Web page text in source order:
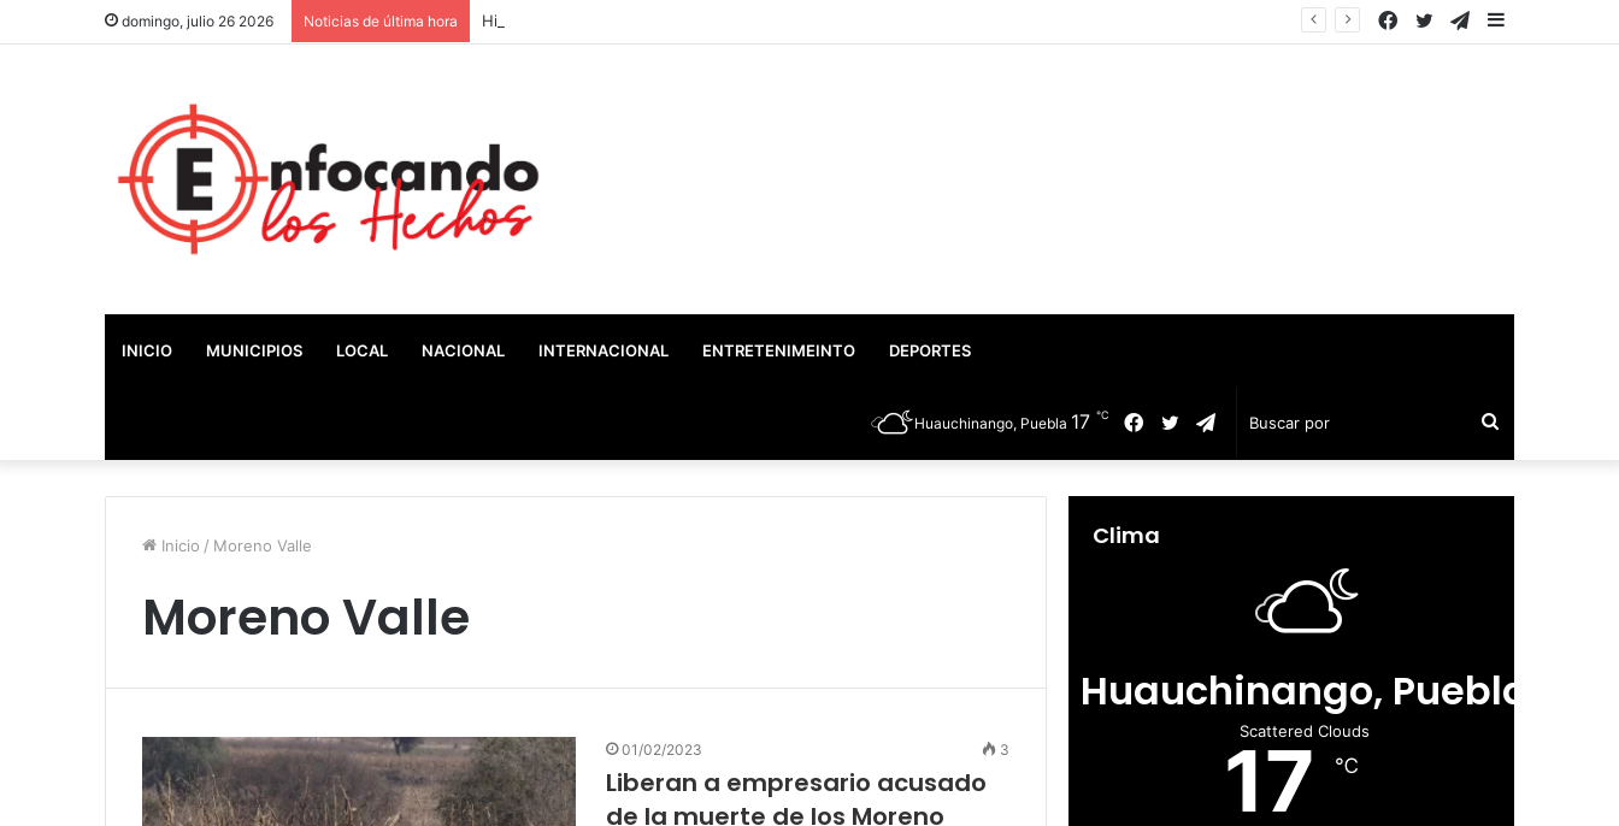
domingo, julio 26 2026 Noticias de última hora Histórico: Gobierno Federal y Estatal inician el rescate integral del Lago de Valsequillo
Barra
Telegram
Twitter
Facebook
INICIO MUNICIPIOS LOCAL NACIONAL INTERNACIONAL ENTRETENIMEINTO DEPORTES
Buscar
por
Telegram
Twitter
Facebook
Huauchinango, Puebla 17 ℃
Inicio / Moreno Valle
Moreno Valle
01/02/2023 3
Liberan a empresario acusado
de la muerte de los Moreno
Clima
Huauchinango, Puebla
Scattered Clouds
17 ℃